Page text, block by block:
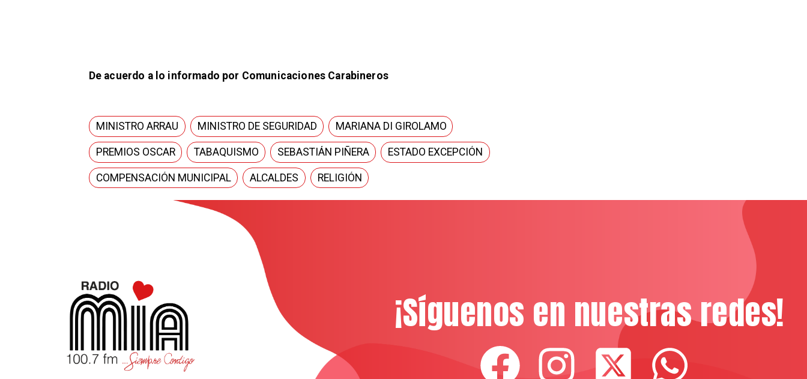
​De acuerdo a lo informado por Comunicaciones Carabineros​​​​
MINISTRO ARRAU MINISTRO DE SEGURIDAD MARIANA DI GIROLAMO
PREMIOS OSCAR TABAQUISMO SEBASTIÁN PIÑERA ESTADO EXCEPCIÓN
COMPENSACIÓN MUNICIPAL ALCALDES RELIGIÓN
¡Síguenos en nuestras redes!